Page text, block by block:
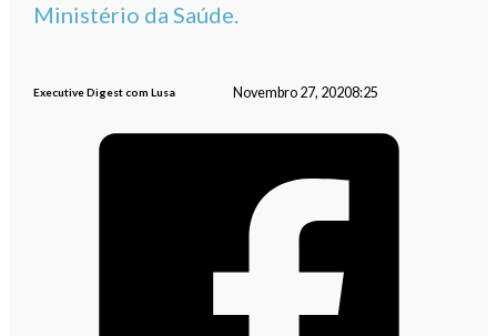
Ministério da Saúde.
Executive Digest com Lusa Novembro 27, 20208:25